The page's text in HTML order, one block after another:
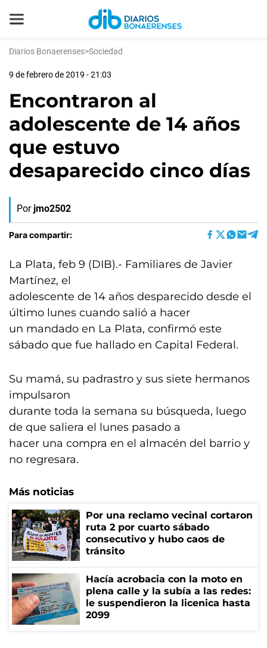
Diarios Bonaerenses>Sociedad
9 de febrero de 2019 - 21:03
Encontraron al
adolescente de 14 años
que estuvo
desaparecido cinco días
Por jmo2502
Para compartir:
La Plata, feb 9 (DIB).- Familiares de Javier
Martínez, el
adolescente de 14 años desparecido desde el
último lunes cuando salió a hacer
un mandado en La Plata, confirmó este
sábado que fue hallado en Capital Federal.
Su mamá, su padrastro y sus siete hermanos
impulsaron
durante toda la semana su búsqueda, luego
de que saliera el lunes pasado a
hacer una compra en el almacén del barrio y
no regresara.
Más noticias
Por una reclamo vecinal cortaron
ruta 2 por cuarto sábado
consecutivo y hubo caos de
tránsito
Hacía acrobacia con la moto en
plena calle y la subía a las redes:
le suspendieron la licenica hasta
2099